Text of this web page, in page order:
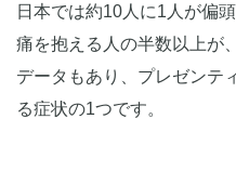
日本では約10人に1人が偏
痛を抱える人の半数以上が
データもあり、プレゼンテ
る症状の1つです。